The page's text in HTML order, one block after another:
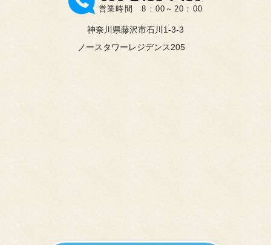
営業時間 8：00～20：00
神奈川県藤沢市石川1-3-3
ノースタワーレジデンス205